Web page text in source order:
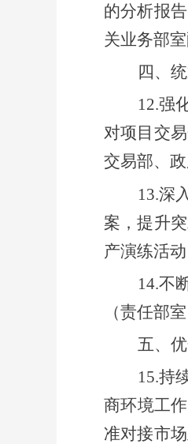
的分析报
关业务部
四、
12.强
对项目交
交易部、
13.深
案，提升
产演练活动
14.不
（责任部室
五、
15.持
商环境工
准对接市